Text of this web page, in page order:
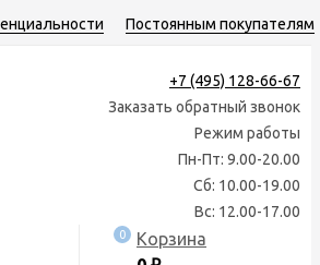
Постоянным покупателям
+7 (495) 128-66-67
Заказать обратный звонок
Режим работы
Пн-Пт: 9.00-20.00
Сб: 10.00-19.00
Вс: 12.00-17.00
0
Корзина